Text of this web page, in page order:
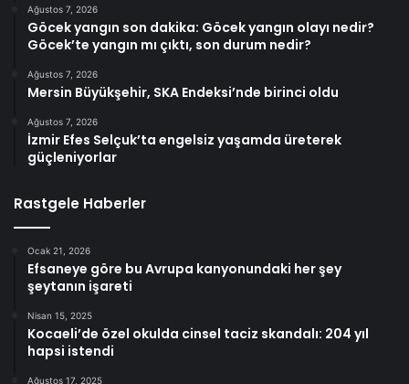
Ağustos 7, 2026
Göcek yangın son dakika: Göcek yangın olayı nedir?
Göcek’te yangın mı çıktı, son durum nedir?
Ağustos 7, 2026
Mersin Büyükşehir, SKA Endeksi’nde birinci oldu
Ağustos 7, 2026
İzmir Efes Selçuk’ta engelsiz yaşamda üreterek
güçleniyorlar
Rastgele Haberler
Ocak 21, 2026
Efsaneye göre bu Avrupa kanyonundaki her şey
şeytanın işareti
Nisan 15, 2025
Kocaeli’de özel okulda cinsel taciz skandalı: 204 yıl
hapsi istendi
Ağustos 17, 2025